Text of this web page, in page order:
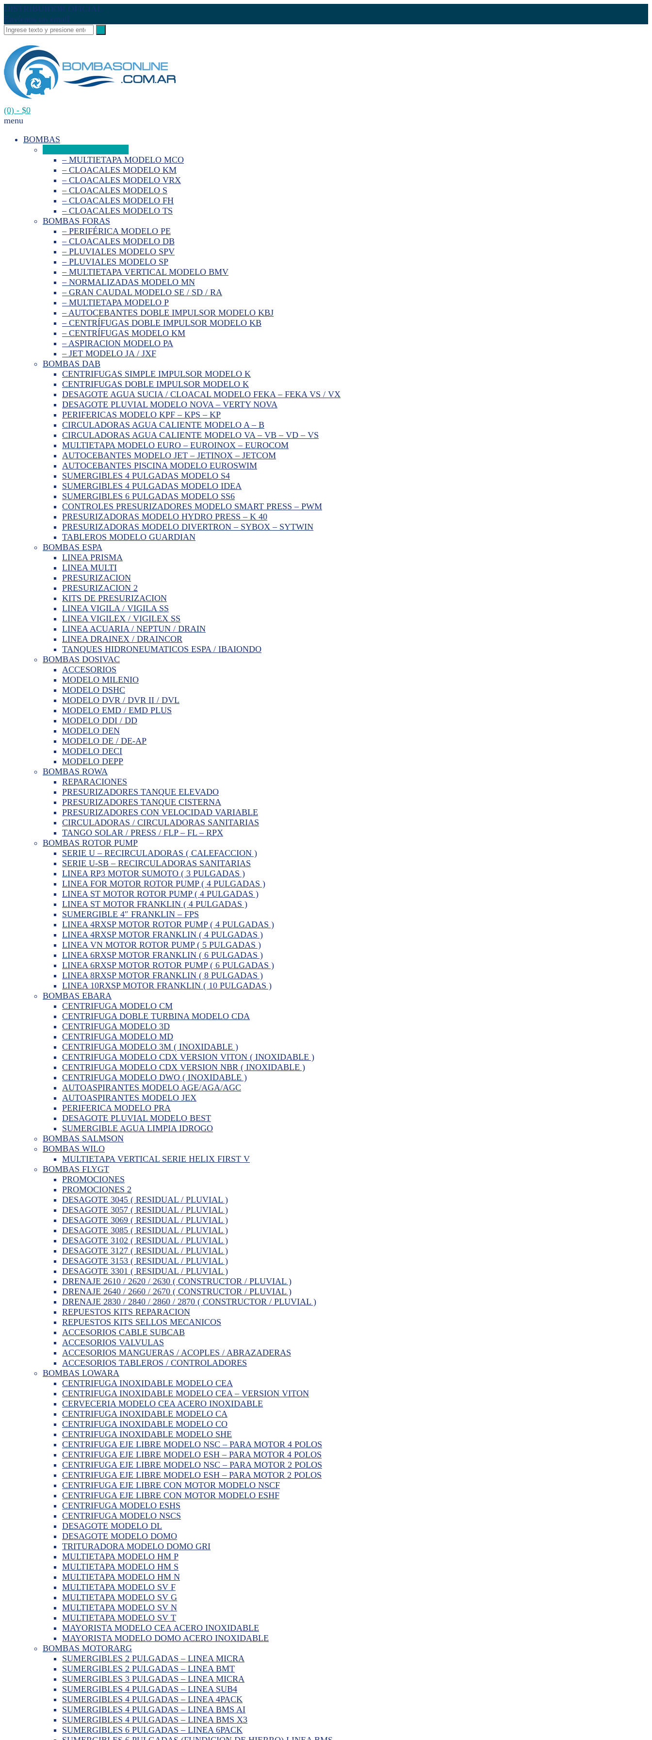
DISTRIBUIDOR OFICIAL
Envíenos un email
(0) - $0
menu
BOMBAS
– MULTIETAPA MODELO MCO
– CLOACALES MODELO KM
– CLOACALES MODELO VRX
– CLOACALES MODELO S
– CLOACALES MODELO FH
– CLOACALES MODELO TS
BOMBAS FORAS
– PERIFÉRICA MODELO PE
– CLOACALES MODELO DB
– PLUVIALES MODELO SPV
– PLUVIALES MODELO SP
– MULTIETAPA VERTICAL MODELO BMV
– NORMALIZADAS MODELO MN
– GRAN CAUDAL MODELO SE / SD / RA
– MULTIETAPA MODELO P
– AUTOCEBANTES DOBLE IMPULSOR MODELO KBJ
– CENTRÍFUGAS DOBLE IMPULSOR MODELO KB
– CENTRÍFUGAS MODELO KM
– ASPIRACION MODELO PA
– JET MODELO JA / JXF
BOMBAS DAB
CENTRIFUGAS SIMPLE IMPULSOR MODELO K
CENTRIFUGAS DOBLE IMPULSOR MODELO K
DESAGOTE AGUA SUCIA / CLOACAL MODELO FEKA – FEKA VS / VX
DESAGOTE PLUVIAL MODELO NOVA – VERTY NOVA
PERIFERICAS MODELO KPF – KPS – KP
CIRCULADORAS AGUA CALIENTE MODELO A – B
CIRCULADORAS AGUA CALIENTE MODELO VA – VB – VD – VS
MULTIETAPA MODELO EURO – EUROINOX – EUROCOM
AUTOCEBANTES MODELO JET – JETINOX – JETCOM
AUTOCEBANTES PISCINA MODELO EUROSWIM
SUMERGIBLES 4 PULGADAS MODELO S4
SUMERGIBLES 4 PULGADAS MODELO IDEA
SUMERGIBLES 6 PULGADAS MODELO SS6
CONTROLES PRESURIZADORES MODELO SMART PRESS – PWM
PRESURIZADORAS MODELO HYDRO PRESS – K 40
PRESURIZADORAS MODELO DIVERTRON – SYBOX – SYTWIN
TABLEROS MODELO GUARDIAN
BOMBAS ESPA
LINEA PRISMA
LINEA MULTI
PRESURIZACION
PRESURIZACION 2
KITS DE PRESURIZACION
LINEA VIGILA / VIGILA SS
LINEA VIGILEX / VIGILEX SS
LINEA ACUARIA / NEPTUN / DRAIN
LINEA DRAINEX / DRAINCOR
TANQUES HIDRONEUMATICOS ESPA / IBAIONDO
BOMBAS DOSIVAC
ACCESORIOS
MODELO MILENIO
MODELO DSHC
MODELO DVR / DVR II / DVL
MODELO EMD / EMD PLUS
MODELO DDI / DD
MODELO DEN
MODELO DE / DE-AP
MODELO DECI
MODELO DEPP
BOMBAS ROWA
REPARACIONES
PRESURIZADORES TANQUE ELEVADO
PRESURIZADORES TANQUE CISTERNA
PRESURIZADORES CON VELOCIDAD VARIABLE
CIRCULADORAS / CIRCULADORAS SANITARIAS
TANGO SOLAR / PRESS / FLP – FL – RPX
BOMBAS ROTOR PUMP
SERIE U – RECIRCULADORAS ( CALEFACCION )
SERIE U-SB – RECIRCULADORAS SANITARIAS
LINEA RP3 MOTOR SUMOTO ( 3 PULGADAS )
LINEA FOR MOTOR ROTOR PUMP ( 4 PULGADAS )
LINEA ST MOTOR ROTOR PUMP ( 4 PULGADAS )
LINEA ST MOTOR FRANKLIN ( 4 PULGADAS )
SUMERGIBLE 4″ FRANKLIN – FPS
LINEA 4RXSP MOTOR ROTOR PUMP ( 4 PULGADAS )
LINEA 4RXSP MOTOR FRANKLIN ( 4 PULGADAS )
LINEA VN MOTOR ROTOR PUMP ( 5 PULGADAS )
LINEA 6RXSP MOTOR FRANKLIN ( 6 PULGADAS )
LINEA 6RXSP MOTOR ROTOR PUMP ( 6 PULGADAS )
LINEA 8RXSP MOTOR FRANKLIN ( 8 PULGADAS )
LINEA 10RXSP MOTOR FRANKLIN ( 10 PULGADAS )
BOMBAS EBARA
CENTRIFUGA MODELO CM
CENTRIFUGA DOBLE TURBINA MODELO CDA
CENTRIFUGA MODELO 3D
CENTRIFUGA MODELO MD
CENTRIFUGA MODELO 3M ( INOXIDABLE )
CENTRIFUGA MODELO CDX VERSION VITON ( INOXIDABLE )
CENTRIFUGA MODELO CDX VERSION NBR ( INOXIDABLE )
CENTRIFUGA MODELO DWO ( INOXIDABLE )
AUTOASPIRANTES MODELO AGE/AGA/AGC
AUTOASPIRANTES MODELO JEX
PERIFERICA MODELO PRA
DESAGOTE PLUVIAL MODELO BEST
SUMERGIBLE AGUA LIMPIA IDROGO
BOMBAS SALMSON
BOMBAS WILO
MULTIETAPA VERTICAL SERIE HELIX FIRST V
BOMBAS FLYGT
PROMOCIONES
PROMOCIONES 2
DESAGOTE 3045 ( RESIDUAL / PLUVIAL )
DESAGOTE 3057 ( RESIDUAL / PLUVIAL )
DESAGOTE 3069 ( RESIDUAL / PLUVIAL )
DESAGOTE 3085 ( RESIDUAL / PLUVIAL )
DESAGOTE 3102 ( RESIDUAL / PLUVIAL )
DESAGOTE 3127 ( RESIDUAL / PLUVIAL )
DESAGOTE 3153 ( RESIDUAL / PLUVIAL )
DESAGOTE 3301 ( RESIDUAL / PLUVIAL )
DRENAJE 2610 / 2620 / 2630 ( CONSTRUCTOR / PLUVIAL )
DRENAJE 2640 / 2660 / 2670 ( CONSTRUCTOR / PLUVIAL )
DRENAJE 2830 / 2840 / 2860 / 2870 ( CONSTRUCTOR / PLUVIAL )
REPUESTOS KITS REPARACION
REPUESTOS KITS SELLOS MECANICOS
ACCESORIOS CABLE SUBCAB
ACCESORIOS VALVULAS
ACCESORIOS MANGUERAS / ACOPLES / ABRAZADERAS
ACCESORIOS TABLEROS / CONTROLADORES
BOMBAS LOWARA
CENTRIFUGA INOXIDABLE MODELO CEA
CENTRIFUGA INOXIDABLE MODELO CEA – VERSION VITON
CERVECERIA MODELO CEA ACERO INOXIDABLE
CENTRIFUGA INOXIDABLE MODELO CA
CENTRIFUGA INOXIDABLE MODELO CO
CENTRIFUGA INOXIDABLE MODELO SHE
CENTRIFUGA EJE LIBRE MODELO NSC – PARA MOTOR 4 POLOS
CENTRIFUGA EJE LIBRE MODELO ESH – PARA MOTOR 4 POLOS
CENTRIFUGA EJE LIBRE MODELO NSC – PARA MOTOR 2 POLOS
CENTRIFUGA EJE LIBRE MODELO ESH – PARA MOTOR 2 POLOS
CENTRIFUGA EJE LIBRE CON MOTOR MODELO NSCF
CENTRIFUGA EJE LIBRE CON MOTOR MODELO ESHF
CENTRIFUGA MODELO ESHS
CENTRIFUGA MODELO NSCS
DESAGOTE MODELO DL
DESAGOTE MODELO DOMO
TRITURADORA MODELO DOMO GRI
MULTIETAPA MODELO HM P
MULTIETAPA MODELO HM S
MULTIETAPA MODELO HM N
MULTIETAPA MODELO SV F
MULTIETAPA MODELO SV G
MULTIETAPA MODELO SV N
MULTIETAPA MODELO SV T
MAYORISTA MODELO CEA ACERO INOXIDABLE
MAYORISTA MODELO DOMO ACERO INOXIDABLE
BOMBAS MOTORARG
SUMERGIBLES 2 PULGADAS – LINEA MICRA
SUMERGIBLES 2 PULGADAS – LINEA BMT
SUMERGIBLES 3 PULGADAS – LINEA MICRA
SUMERGIBLES 4 PULGADAS – LINEA SUB4
SUMERGIBLES 4 PULGADAS – LINEA 4PACK
SUMERGIBLES 4 PULGADAS – LINEA BMS AI
SUMERGIBLES 4 PULGADAS – LINEA BMS X3
SUMERGIBLES 6 PULGADAS – LINEA 6PACK